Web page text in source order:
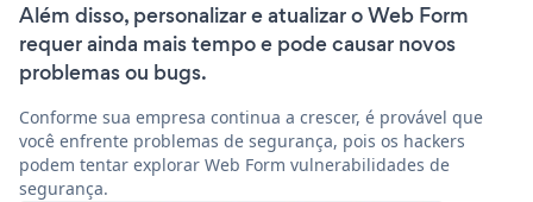
Além disso, personalizar e atualizar o Web Form
requer ainda mais tempo e pode causar novos
problemas ou bugs.
Conforme sua empresa continua a crescer, é provável que
você enfrente problemas de segurança, pois os hackers
podem tentar explorar Web Form vulnerabilidades de
segurança.